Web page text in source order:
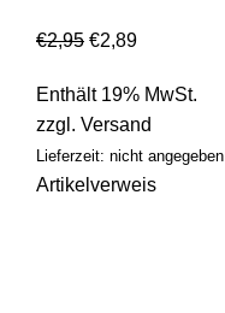
€2,95 €2,89
Enthält 19% MwSt.
zzgl. Versand
Lieferzeit: nicht angegeben
Artikelverweis